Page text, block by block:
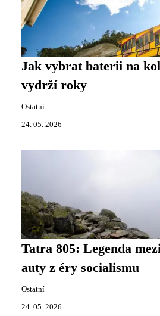
Jak vybrat baterii na
vydrží roky
Ostatní
24. 05. 2026
Tatra 805: Legenda
auty z éry socialismu
Ostatní
24. 05. 2026